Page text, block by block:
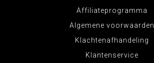
Affiliateprogramma
Algemene voorwaarden
Klachtenafhandeling
Klantenservice